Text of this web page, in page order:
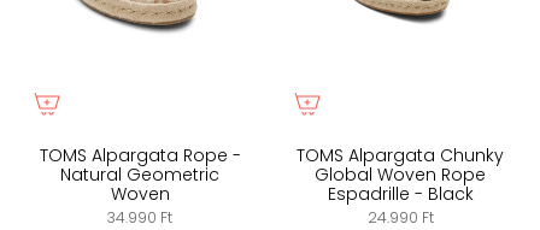
TOMS Alpargata Rope -
Natural Geometric
Woven
34.990 Ft
TOMS Alpargata Chunky
Global Woven Rope
Espadrille - Black
24.990 Ft